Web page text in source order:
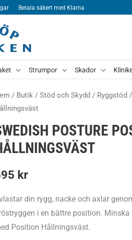
Betala säkert med Klarna
Strumpor Skador
/ Butik / Stöd och Skydd / Ryggstöd
POSTURE
kr
din rygg, nacke och axlar
i en bättre position.
Position Hållningsväst.